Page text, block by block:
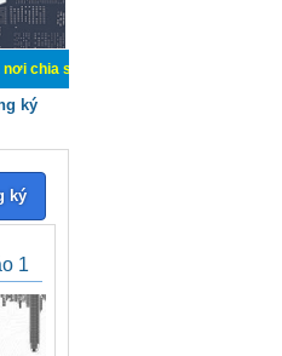
thức kinh nghiệm trong lãnh vực
ký
ký
1